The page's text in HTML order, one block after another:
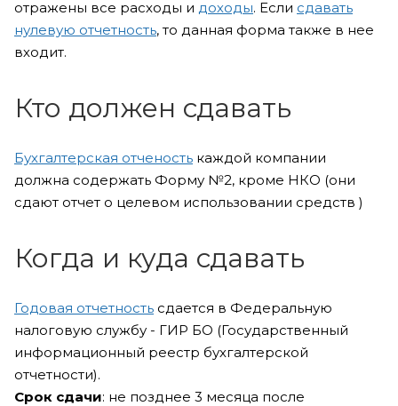
отражены все расходы и доходы. Если сдавать
нулевую отчетность, то данная форма также в нее
входит.
Кто должен сдавать
Бухгалтерская отченость каждой компании
должна содержать Форму №2, кроме НКО (они
сдают отчет о целевом использовании средств )
Когда и куда сдавать
Годовая отчетность сдается в Федеральную
налоговую службу - ГИР БО (Государственный
информационный реестр бухгалтерской
отчетности).
Срок сдачи: не позднее 3 месяца после